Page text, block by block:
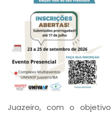
Juazeiro, com o